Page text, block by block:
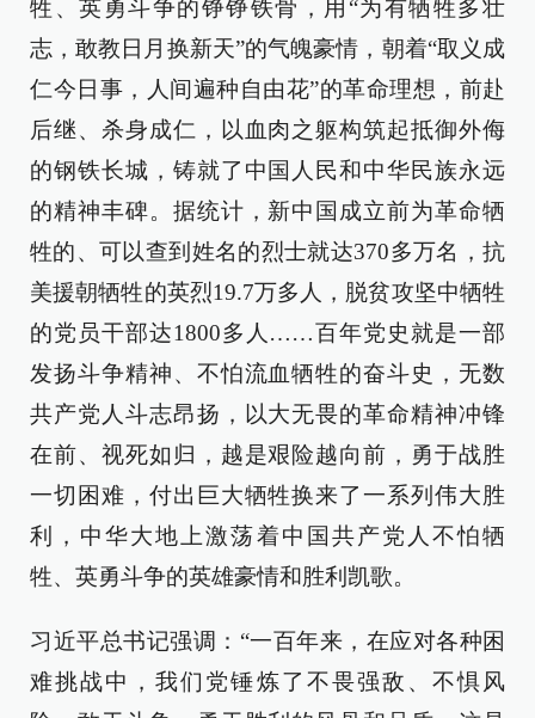
牲、英勇斗争的铮铮铁骨，用“为有牺牲多壮
志，敢教日月换新天”的气魄豪情，朝着“取义成
仁今日事，人间遍种自由花”的革命理想，前赴
后继、杀身成仁，以血肉之躯构筑起抵御外侮
的钢铁长城，铸就了中国人民和中华民族永远
的精神丰碑。据统计，新中国成立前为革命牺
牲的、可以查到姓名的烈士就达370多万名，抗
美援朝牺牲的英烈19.7万多人，脱贫攻坚中牺牲
的党员干部达1800多人……百年党史就是一部
发扬斗争精神、不怕流血牺牲的奋斗史，无数
共产党人斗志昂扬，以大无畏的革命精神冲锋
在前、视死如归，越是艰险越向前，勇于战胜
一切困难，付出巨大牺牲换来了一系列伟大胜
利，中华大地上激荡着中国共产党人不怕牺
牲、英勇斗争的英雄豪情和胜利凯歌。
习近平总书记强调：“一百年来，在应对各种困
难挑战中，我们党锤炼了不畏强敌、不惧风